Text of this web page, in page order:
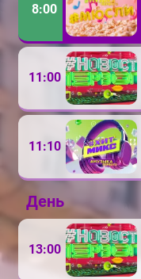
8:00
11:00
11:10
День
13:00